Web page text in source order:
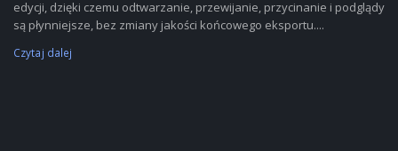
edycji, dzięki czemu odtwarzanie, przewijanie, przycinanie i podglądy
są płynniejsze, bez zmiany jakości końcowego eksportu....
Czytaj dalej